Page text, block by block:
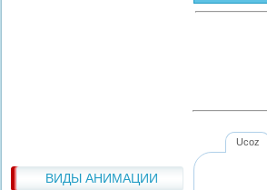
ВИДЫ АНИМАЦИИ
Ucoz